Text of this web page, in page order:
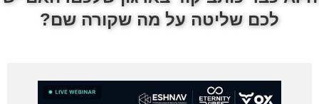
לכם שליטה על מה שקורה שם?